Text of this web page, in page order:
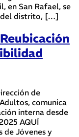
en San Rafael, se
del distrito, […]
de
comunica
interna desde
AQUÍ
de Jóvenes y